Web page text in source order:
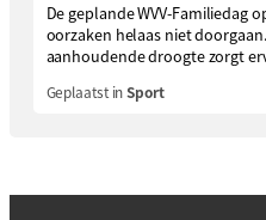
De geplande WVV-Familiedag
oorzaken helaas niet
aanhoudende droogte zorgt
Geplaatst inSport